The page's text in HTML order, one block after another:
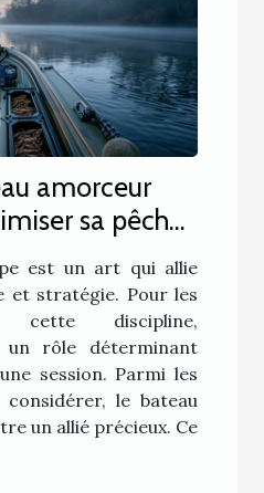
amorceur
sa pêche
est un art qui allie
et stratégie. Pour les
cette discipline,
un rôle déterminant
session. Parmi les
le bateau
un allié précieux. Ce